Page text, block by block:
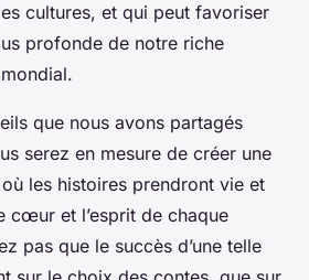
cultures, et qui peut favoriser
profonde de notre riche
que nous avons partagés
serez en mesure de créer une
les histoires prendront vie et
cœur et l’esprit de chaque
pas que le succès d’une telle